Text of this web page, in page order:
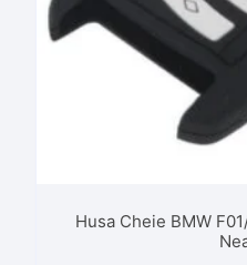
Husa Cheie BMW